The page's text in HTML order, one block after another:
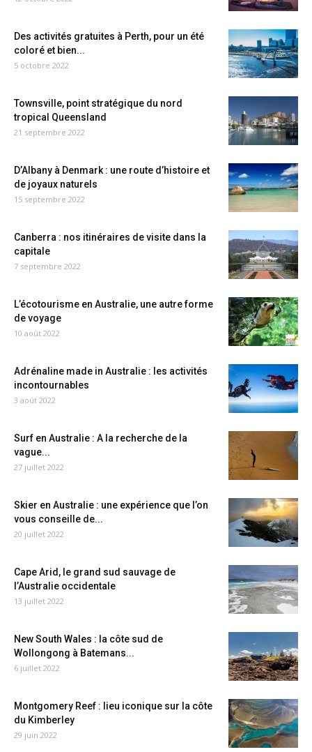
Des activités gratuites à Perth, pour un été
coloré et bien...
5 octobre 2022
Townsville, point stratégique du nord
tropical Queensland
21 septembre 2022
D’Albany à Denmark : une route d’histoire et
de joyaux naturels
15 septembre 2022
Canberra : nos itinéraires de visite dans la
capitale
7 septembre 2022
L’écotourisme en Australie, une autre forme
de voyage
10 août 2022
Adrénaline made in Australie : les activités
incontournables
3 août 2022
Surf en Australie : A la recherche de la
vague...
27 juillet 2022
Skier en Australie : une expérience que l’on
vous conseille de...
20 juillet 2022
Cape Arid, le grand sud sauvage de
l’Australie occidentale
13 juillet 2022
New South Wales : la côte sud de
Wollongong à Batemans...
6 juillet 2022
Montgomery Reef : lieu iconique sur la côte
du Kimberley
29 juin 2022